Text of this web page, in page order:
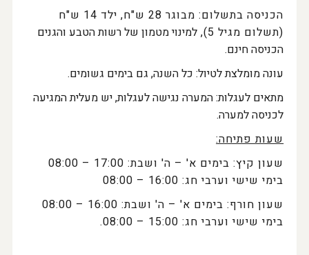
הכניסה בתשלום: מבוגר 28 ש"ח, ילד 14 ש"ח
(תשלום מגיל 5),
למינוי מטמון של רשות הטבע והגנים
הכניסה חינם.
עונה מומלצת לטיול: כל השנה, גם בימים גשומים.
מתאים לעגלות: המערה נגישה לעגלות, יש מעלית המגיעה
לכניסה למערה.
שעות פתיחה:
שעון קיץ: בימים א' – ה' ושבת: 17:00 – 08:00
בימי שישי וערבי חג: 16:00 – 08:00
שעון חורף: בימים א' – ה' ושבת: 16:00 – 08:00
בימי שישי וערבי חג: 15:00 – 08:00.